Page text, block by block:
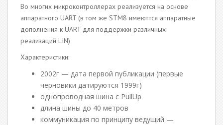
Во многих микроконтроллерах реализуется на основе
аппаратного UART (в том же STM8 имеюттся аппаратные
дополнения к UART для поддержки различных
реализаций LIN)
Характеристики:
2002г — дата первой публикации (первые
черновики датируются 1999г)
однопроводная шина с PullUp
длина шины до 40 метров
коммуникация по принципу ведущий —